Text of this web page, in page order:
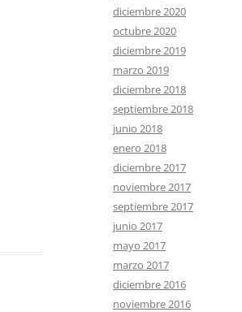
diciembre 2020
octubre 2020
diciembre 2019
marzo 2019
diciembre 2018
septiembre 2018
junio 2018
enero 2018
diciembre 2017
noviembre 2017
septiembre 2017
junio 2017
mayo 2017
marzo 2017
diciembre 2016
noviembre 2016